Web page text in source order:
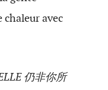
chaleur avec
仍非你所